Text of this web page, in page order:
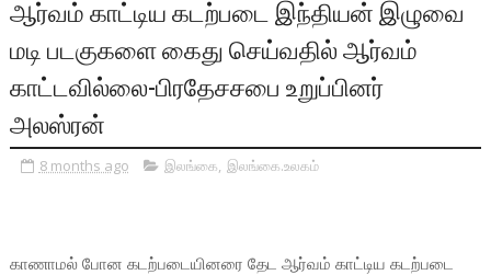
ஆர்வம் காட்டிய கடற்படை இந்தியன் இழுவை
மடி படகுகளை கைது செய்வதில் ஆர்வம்
காட்டவில்லை-பிரதேசசபை உறுப்பினர்
அலஸ்ரன்
8 months ago இலங்கை, இலங்கை.உலகம்
காணாமல் போன கடற்படையினரை தேட ஆர்வம் காட்டிய கடற்படை